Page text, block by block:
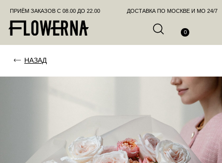
ПРИЁМ ЗАКАЗОВ С 08.00 ДО 22.00